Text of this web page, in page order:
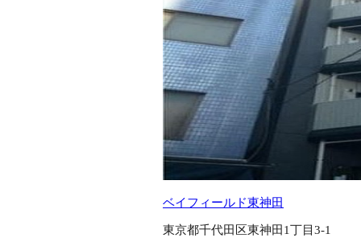
ベイフィールド東神田
東京都千代田区東神田1丁目3-1